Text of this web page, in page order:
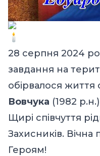
28 серпня 2024
завдання на
обірвалося життя
Вовчука (1982
Щирі співчуття
Захисників. Вічна
Героям!